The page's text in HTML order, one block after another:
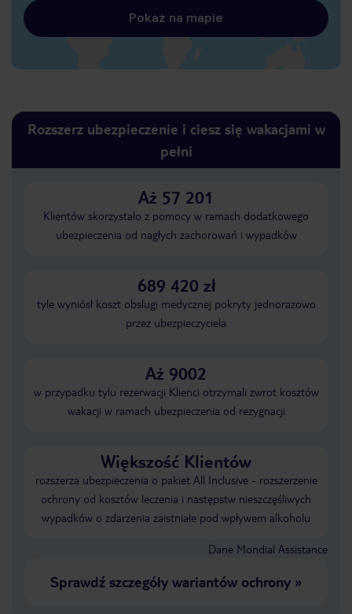
Pokaż na mapie
Rozszerz ubezpieczenie i ciesz się wakacjami w
pełni
Aż 57 201
Klientów skorzystało z pomocy w ramach dodatkowego
ubezpieczenia od nagłych zachorowań i wypadków
689 420 zł
tyle wyniósł koszt obsługi medycznej pokryty jednorazowo
przez ubezpieczyciela
Aż 9002
w przypadku tylu rezerwacji Klienci otrzymali zwrot kosztów
wakacji w ramach ubezpieczenia od rezygnacji
Większość Klientów
rozszerza ubezpieczenia o pakiet All Inclusive - rozszerzenie
ochrony od kosztów leczenia i następstw nieszczęśliwych
wypadków o zdarzenia zaistniałe pod wpływem alkoholu
Dane Mondial Assistance
Sprawdź szczegóły wariantów ochrony»